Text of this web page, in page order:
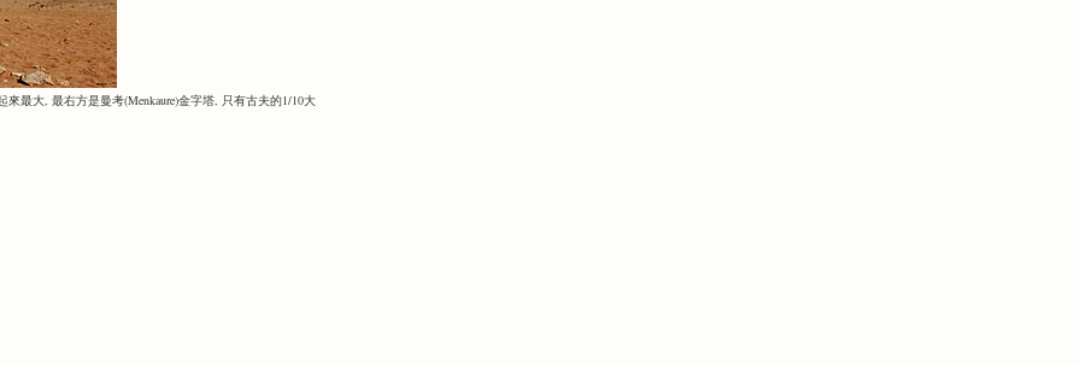
最大, 最右方是曼考(Menkaure)金字塔, 只有古夫的1/10大